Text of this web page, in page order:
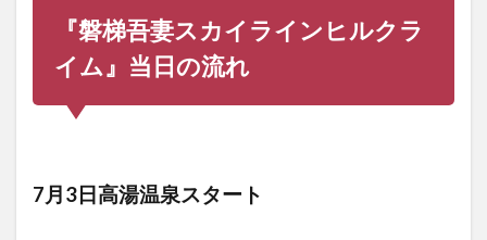
『磐梯吾妻スカイラインヒルクラ
イム』当日の流れ
7月3日高湯温泉スタート